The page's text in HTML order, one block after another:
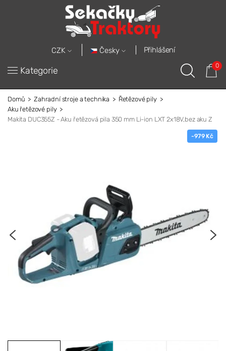
CZK Česky Přihlášení
Kategorie 0
Domů Zahradní stroje a technika
Řetězové pily
Aku řetězové pily
Makita DUC355Z - Aku řetězová pila 350 mm Li-ion LXT 2x18V,bez aku Z
-979 Kč